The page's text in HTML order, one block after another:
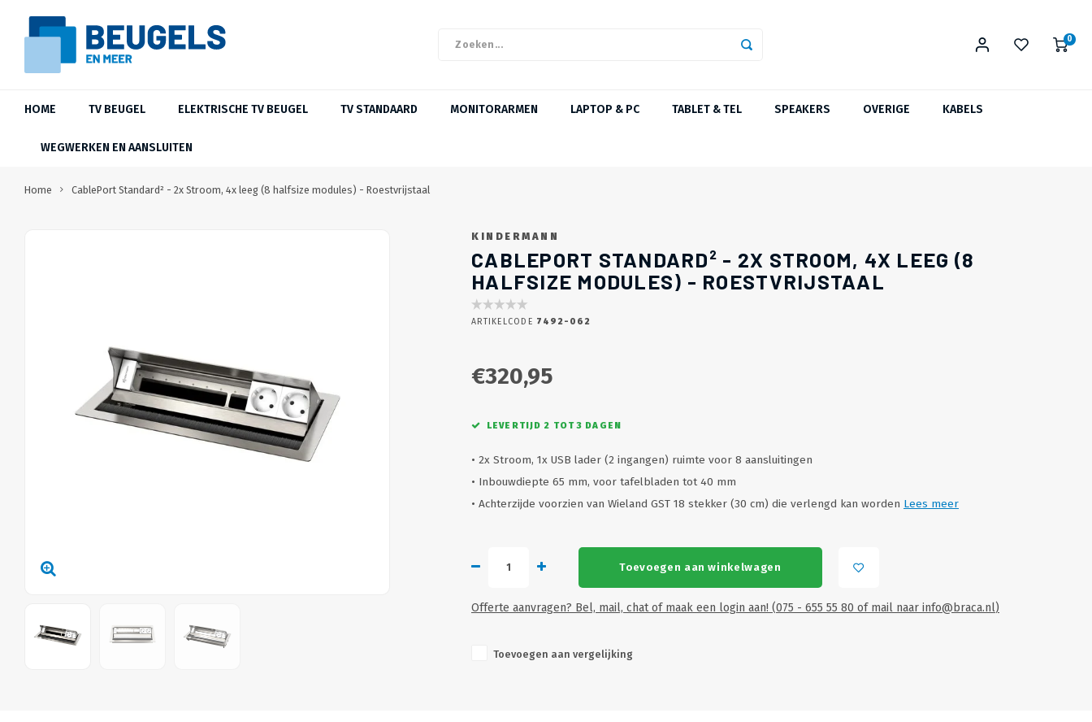
0
HOME TV BEUGEL ELEKTRISCHE TV BEUGEL TV STANDAARD MONITORARMEN LAPTOP & PC TABLET & TEL SPEAKERS OVERIGE KABELS
WEGWERKEN EN AANSLUITEN
Home CablePort Standard² - 2x Stroom, 4x leeg (8 halfsize modules) - Roestvrijstaal
KINDERMANN
CABLEPORT STANDARD² - 2X STROOM, 4X LEEG (8
HALFSIZE MODULES) - ROESTVRIJSTAAL
ARTIKELCODE 7492-062
€320,95
LEVERTIJD 2 TOT 3 DAGEN
• 2x Stroom, 1x USB lader (2 ingangen) ruimte voor 8 aansluitingen
• Inbouwdiepte 65 mm, voor tafelbladen tot 40 mm
• Achterzijde voorzien van Wieland GST 18 stekker (30 cm) die verlengd kan worden Lees meer
Toevoegen aan winkelwagen
Offerte aanvragen? Bel, mail, chat of maak een login aan! (075 - 655 55 80 of mail naar info@braca.nl)
Toevoegen aan vergelijking